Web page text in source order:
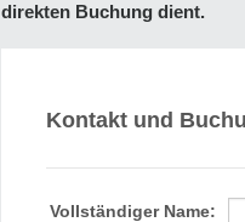
direkten Buchung dient.